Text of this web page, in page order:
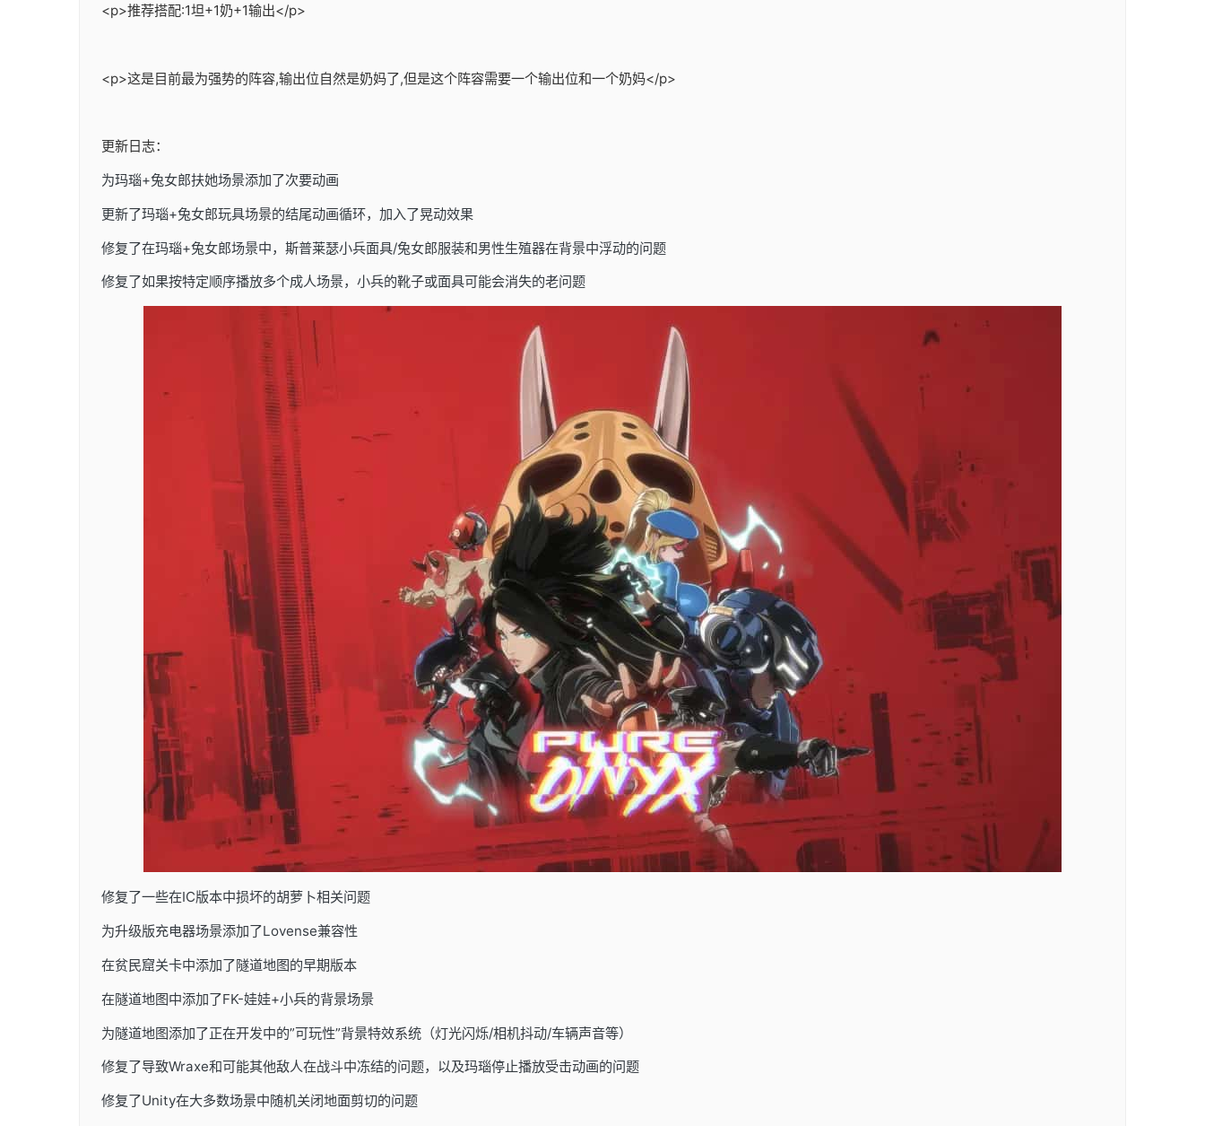
<p>推荐搭配:1坦+1奶+1输出</p>
<p>这是目前最为强势的阵容,输出位自然是奶妈了,但是这个阵容需要一个输出位和一个奶妈</p>
更新日志：
为玛瑙+兔女郎扶她场景添加了次要动画
更新了玛瑙+兔女郎玩具场景的结尾动画循环，加入了晃动效果
修复了在玛瑙+兔女郎场景中，斯普莱瑟小兵面具/兔女郎服装和男性生殖器在背景中浮动的问题
修复了如果按特定顺序播放多个成人场景，小兵的靴子或面具可能会消失的老问题
修复了一些在IC版本中损坏的胡萝卜相关问题
为升级版充电器场景添加了Lovense兼容性
在贫民窟关卡中添加了隧道地图的早期版本
在隧道地图中添加了FK-娃娃+小兵的背景场景
为隧道地图添加了正在开发中的”可玩性”背景特效系统（灯光闪烁/相机抖动/车辆声音等）
修复了导致Wraxe和可能其他敌人在战斗中冻结的问题，以及玛瑙停止播放受击动画的问题
修复了Unity在大多数场景中随机关闭地面剪切的问题